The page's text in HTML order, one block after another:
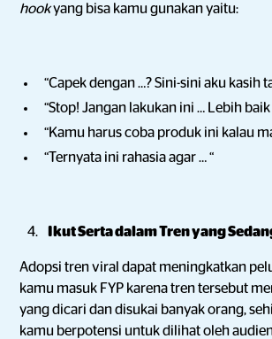
hookyang bisa kamu gunakan yaitu:
“Capek dengan …? Sini-sini aku kasih
“Stop! Jangan lakukan ini … Lebih
“Kamu harus coba produk ini kalau
“Ternyata ini rahasia agar … “
Ikut Serta dalam Tren yang
Adopsi tren viral dapat meningkatkan
kamu masuk FYP karena tren tersebut
yang dicari dan disukai banyak orang,
kamu berpotensi untuk dilihat oleh